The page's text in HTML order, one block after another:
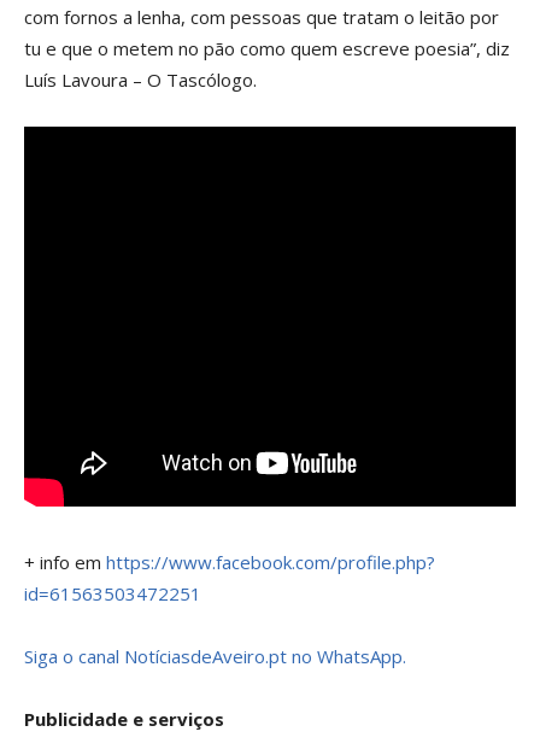
com fornos a lenha, com pessoas que tratam o leitão por
tu e que o metem no pão como quem escreve poesia”, diz
Luís Lavoura – O Tascólogo.
+ info em https://www.facebook.com/profile.php?
id=61563503472251
Siga o canal NotíciasdeAveiro.pt no WhatsApp.
Publicidade e serviços